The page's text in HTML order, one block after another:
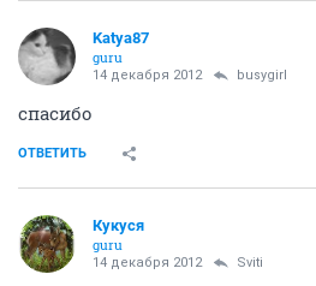
Katya87
guru
14 декабря 2012 busygirl
спасибо
ОТВЕТИТЬ
Кукуся
guru
14 декабря 2012 Sviti